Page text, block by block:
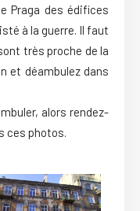
Praga des édifices
à la guerre. Il faut
très proche de la
et déambulez dans
alors rendez-
ces photos.